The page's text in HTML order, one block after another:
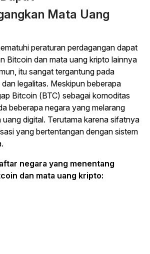
Mata Uang
peraturan perdagangan dapat
Bitcoin dan mata uang kripto lainnya
itu sangat tergantung pada
legalitas. Meskipun beberapa
Bitcoin (BTC) sebagai komoditas
beberapa negara yang melarang
digital. Terutama karena sifatnya
yang bertentangan dengan sistem
negara yang menentang
dan mata uang kripto: